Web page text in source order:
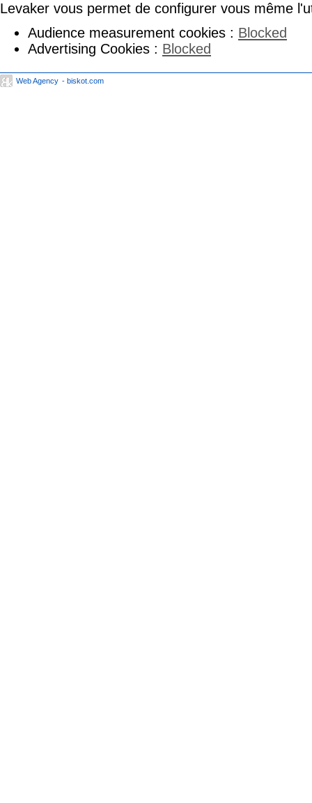
Levaker vous permet de configurer vous même
Audience measurement cookies : Blocked
Advertising Cookies : Blocked
Web Agency - biskot.com